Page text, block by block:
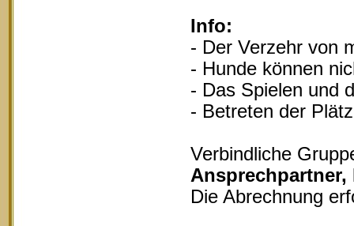
Info:
- Der Verzehr von
- Hunde können
- Das Spielen und
- Betreten der
Verbindliche
Die Abrechnung